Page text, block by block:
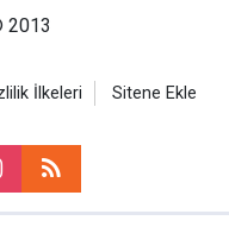
2013
İlkeleri Sitene Ekle